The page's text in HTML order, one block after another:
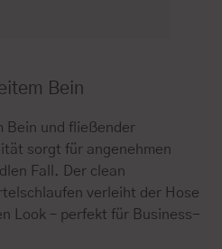
Bein
Bein und fließender
sorgt für angenehmen
Fall. Der clean
verleiht der Hose
Look – perfekt für Business-